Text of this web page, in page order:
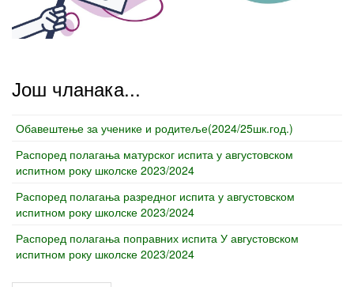
Још чланака...
Обавештење за ученике и родитеље(2024/25шк.год.)
Распоред полагања матурског испита у августовском
испитном року школске 2023/2024
Распоред полагања разредног испита у августовском
испитном року школске 2023/2024
Распоред полагања поправних испита У августовском
испитном року школске 2023/2024